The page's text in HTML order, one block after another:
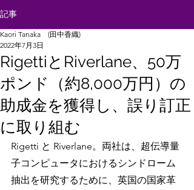
記事
RigettiとRiverlane、50万
ポンド（約8,000万円）の
助成金を獲得し、誤り訂正
に取り組む
Kaori Tanaka (田中香織)
2022年7月3日
Rigetti と Riverlane。両社は、超伝導量
子コンピュータにおけるシンドローム
抽出を研究するために、英国の国家革